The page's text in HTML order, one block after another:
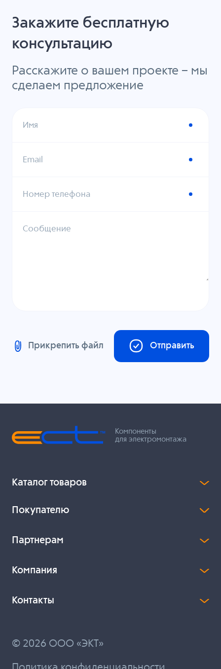
Закажите бесплатную
консультацию
Расскажите о вашем проекте – мы
сделаем предложение
Имя
Email
Номер телефона
Сообщение
Прикрепить файл Отправить
Компоненты
для электромонтажа
Каталог товаров
Покупателю
Партнерам
Компания
Контакты
© 2026 ООО «ЭКТ»